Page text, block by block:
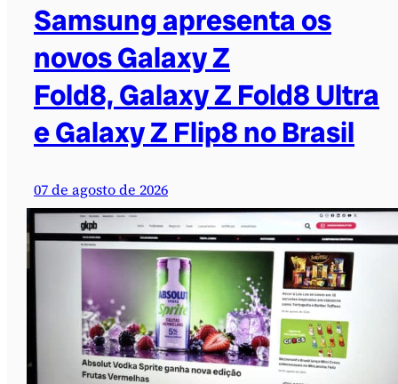
Samsung apresenta os
novos Galaxy Z
Fold8, Galaxy Z Fold8 Ultra
e Galaxy Z Flip8 no Brasil
07 de agosto de 2026